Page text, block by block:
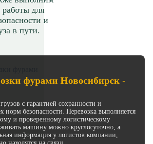
для
и
в пути.
фурами Новосибирск -
с гарантией сохранности и
норм безопасности. Перевозка выполняется
и проверенному логистическому
машину можно круглосуточно, а
информация у логистов компании,